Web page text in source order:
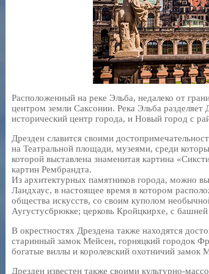
Расположенный на реке Эльба, недалеко от
центром земли Саксонии. Река Эльба
исторический центр города, и Новый город с
Дрезден славится своими
на Театральной площади, музеями, среди
которой выставлена знаменитая картина
картин Рембрандта.
Из архитектурных памятников города, можно
Ландхаус, в настоящее время в котором
общества искусств, со своим куполом
Аугустусбрюкке; церковь Кройцкирхе, с
В окрестностях Дрездена также находятся
старинный замок Мейсен, горняцкий городок
богатые виллы и королевский охотничий замок
Дрезден известен также своими культурно-